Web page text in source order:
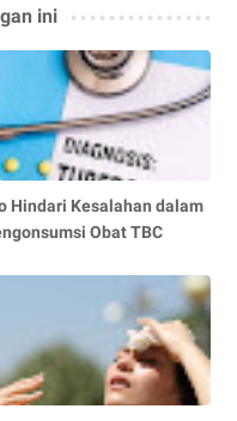
ini
Hindari Kesalahan dalam
Obat TBC